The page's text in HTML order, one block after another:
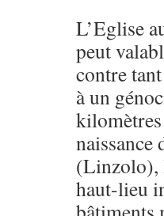
L’Eglise
peut
contre
à un
naissance
(Linzolo),
haut-lieu